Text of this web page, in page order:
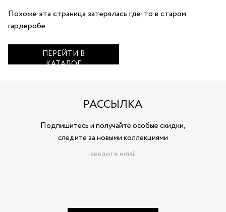
Похоже эта страница затерялась где‑то в старом
гардеробе
ПЕРЕЙТИ В
КАТАЛОГ
РАССЫЛКА
Подпишитесь и получайте особые скидки,
следите за новыми коллекциями